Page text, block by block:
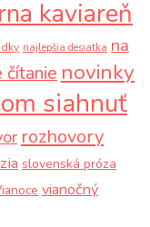
kaviareň
najlepšia desiatka na
čítanie novinky
siahnuť
rozhovory
slovenská próza
vianočný